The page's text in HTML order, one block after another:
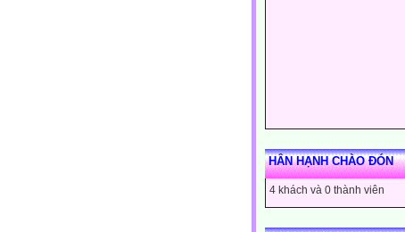
HÂN HẠNH CHÀO ĐÓN
4 khách và 0 thành viên